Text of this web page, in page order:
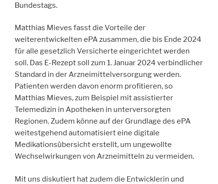
Bundestags.
Matthias Mieves fasst die Vorteile der
weiterentwickelten ePA zusammen, die bis Ende 2024
für alle gesetzlich Versicherte eingerichtet werden
soll. Das E-Rezept soll zum 1. Januar 2024 verbindlicher
Standard in der Arzneimittelversorgung werden.
Patienten werden davon enorm profitieren, so
Matthias Mieves, zum Beispiel mit assistierter
Telemedizin in Apotheken in unterversorgten
Regionen. Zudem könne auf der Grundlage des ePA
weitestgehend automatisiert eine digitale
Medikationsübersicht erstellt, um ungewollte
Wechselwirkungen von Arzneimitteln zu vermeiden.
Mit uns diskutiert hat zudem die Entwicklerin und